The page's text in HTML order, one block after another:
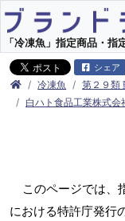
「冷凍魚」指定商品・
シェア
冷凍魚 第２９類
白ハト食品工業株式会
このページでは、
における特許庁発行